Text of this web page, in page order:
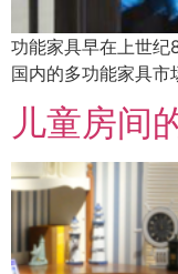
功能家具早在上世
国内的多功能家具市
儿童房间